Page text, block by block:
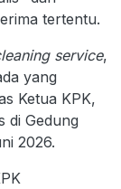
tertentu.
service,
yang
Ketua KPK,
di Gedung
2026.